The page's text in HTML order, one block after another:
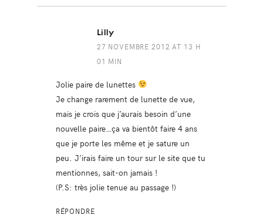
Lilly
27 NOVEMBRE 2012 AT 13 H
01 MIN
Jolie paire de lunettes
Je change rarement de lunette de vue,
mais je crois que j’aurais besoin d’une
nouvelle paire…ça va bientôt faire 4 ans
que je porte les même et je sature un
peu. J’irais faire un tour sur le site que tu
mentionnes, sait-on jamais !
(P.S: très jolie tenue au passage !)
RÉPONDRE